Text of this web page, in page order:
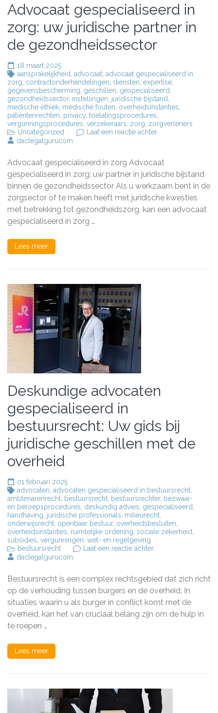
Advocaat gespecialiseerd in
zorg: uw juridische partner in
de gezondheidssector
18 maart 2025
aansprakelijkheid advocaat advocaat gespecialiseerd in
zorg contractonderhandelingen diensten expertise
gegevensbescherming geschillen gespecialiseerd
gezondheidssector, instellingen juridische bijstand
medische ethiek medische fouten overheidsinstanties
patiëntenrechten privacy toelatingsprocedures
vergunningsprocedures verzekeraars zorg zorgverleners
Uncategorized
Laat een reactie achterop
zorg:
uw
juridische
partner
in
de
gezondheidssector
daclegalgurucom
Advocaat gespecialiseerd in zorg Advocaat
gespecialiseerd in zorg: uw partner in juridische bijstand
binnen de gezondheidssector Als u werkzaam bent in de
zorgsector of te maken heeft met juridische kwesties
met betrekking tot gezondheidszorg, kan een advocaat
gespecialiseerd in zorg …
Lees meer
Deskundige advocaten
gespecialiseerd in
bestuursrecht: Uw gids bij
juridische geschillen met de
overheid
01 februari 2025
advocaten advocaten gespecialiseerd in bestuursrecht
ambtenarenrecht bestuursrecht bestuursrechter, bezwaar-
en beroepsprocedures deskundig advies gespecialiseerd
handhaving juridische professionals milieurecht
onderwijsrecht openbaar bestuur, overheidsbesluiten
overheidsinstanties ruimtelijke ordening sociale zekerheid
subsidies vergunningen wet- en regelgeving
bestuursrecht
Laat een reactie achterop
in
bestuursrecht:
Uw
gids
bij
daclegalgurucom
Bestuursrecht is een complex rechtsgebied dat zich richt
op de verhouding tussen burgers en de overheid. In
situaties waarin u als burger in conflict komt met de
overheid, kan het van cruciaal belang zijn om de hulp in
te roepen …
Lees meer